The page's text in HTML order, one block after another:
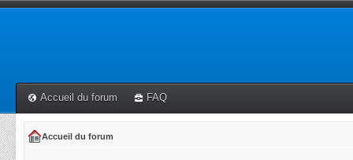
Accueil du forum FAQ
Accueil du forum